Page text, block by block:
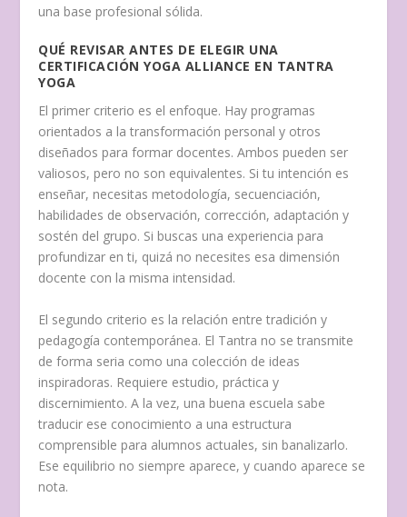
una base profesional sólida.
QUÉ REVISAR ANTES DE ELEGIR UNA
CERTIFICACIÓN YOGA ALLIANCE EN TANTRA
YOGA
El primer criterio es el enfoque. Hay programas
orientados a la transformación personal y otros
diseñados para formar docentes. Ambos pueden ser
valiosos, pero no son equivalentes. Si tu intención es
enseñar, necesitas metodología, secuenciación,
habilidades de observación, corrección, adaptación y
sostén del grupo. Si buscas una experiencia para
profundizar en ti, quizá no necesites esa dimensión
docente con la misma intensidad.
El segundo criterio es la relación entre tradición y
pedagogía contemporánea. El Tantra no se transmite
de forma seria como una colección de ideas
inspiradoras. Requiere estudio, práctica y
discernimiento. A la vez, una buena escuela sabe
traducir ese conocimiento a una estructura
comprensible para alumnos actuales, sin banalizarlo.
Ese equilibrio no siempre aparece, y cuando aparece se
nota.